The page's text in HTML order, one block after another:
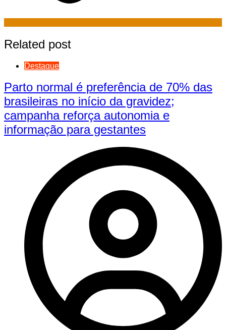
Related post
Destaque
Parto normal é preferência de 70% das
brasileiras no início da gravidez;
campanha reforça autonomia e
informação para gestantes